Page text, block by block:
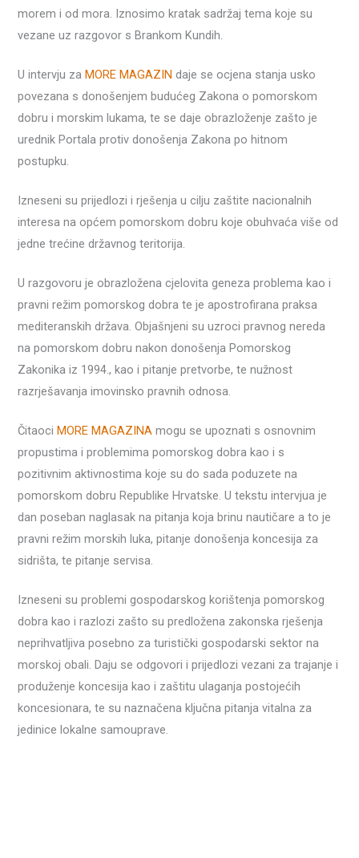
morem i od mora. Iznosimo kratak sadržaj tema koje su
vezane uz razgovor s Brankom Kundih.
U intervju zaMORE MAGAZIN daje se ocjena stanja usko
povezana s donošenjem budućeg Zakona o pomorskom
dobru i morskim lukama, te se daje obrazloženje zašto je
urednik Portala protiv donošenja Zakona po hitnom
postupku.
Izneseni su prijedlozi i rješenja u cilju zaštite nacionalnih
interesa na općem pomorskom dobru koje obuhvaća više od
jedne trećine državnog teritorija.
U razgovoru je obrazložena cjelovita geneza problema kao i
pravni režim pomorskog dobra te je apostrofirana praksa
mediteranskih država. Objašnjeni su uzroci pravnog nereda
na pomorskom dobru nakon donošenja Pomorskog
Zakonika iz 1994., kao i pitanje pretvorbe, te nužnost
razrješavanja imovinsko pravnih odnosa.
ČitaociMORE MAGAZINA mogu se upoznati s osnovnim
propustima i problemima pomorskog dobra kao i s
pozitivnim aktivnostima koje su do sada poduzete na
pomorskom dobru Republike Hrvatske. U tekstu intervjua je
dan poseban naglasak na pitanja koja brinu nautičare a to je
pravni režim morskih luka, pitanje donošenja koncesija za
sidrišta, te pitanje servisa.
Izneseni su problemi gospodarskog korištenja pomorskog
dobra kao i razlozi zašto su predložena zakonska rješenja
neprihvatljiva posebno za turistički gospodarski sektor na
morskoj obali. Daju se odgovori i prijedlozi vezani za trajanje i
produženje koncesija kao i zaštitu ulaganja postojećih
koncesionara, te su naznačena ključna pitanja vitalna za
jedinice lokalne samouprave.